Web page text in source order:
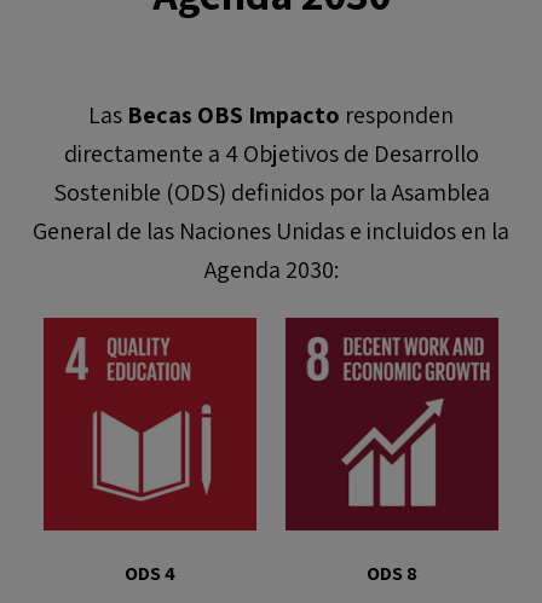
Las Becas OBS Impacto responden
directamente a 4 Objetivos de Desarrollo
Sostenible (ODS) definidos por la Asamblea
General de las Naciones Unidas e incluidos en la
Agenda 2030:
ODS 4 ODS 8